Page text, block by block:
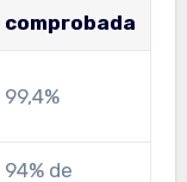
comprobada
99,4%
94% de